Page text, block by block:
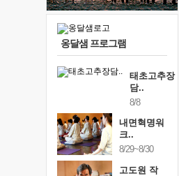
마음이 멈춰 버린 곳
못된 꼰대들
옹달샘 프로그램
태초고추장
담..
8/8
내면혁명워
크..
8/29~8/30
고도원 작